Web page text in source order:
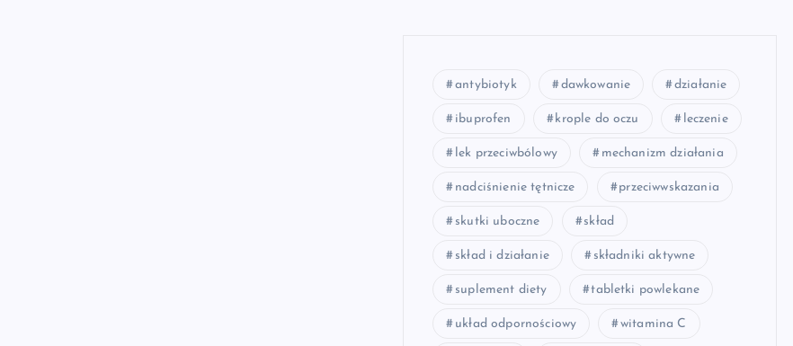
antybiotyk dawkowanie działanie
ibuprofen krople do oczu leczenie
lek przeciwbólowy mechanizm działania
nadciśnienie tętnicze przeciwwskazania
skutki uboczne skład
skład i działanie składniki aktywne
suplement diety tabletki powlekane
układ odpornościowy witamina C